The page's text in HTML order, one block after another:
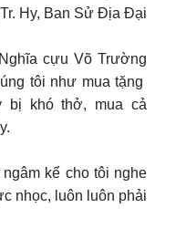
Hy, Ban Sử Địa Đại
cựu Võ Trường
tôi như mua tặng
bị khó thở, mua cả
kể cho tôi nghe
nhọc, luôn luôn phải